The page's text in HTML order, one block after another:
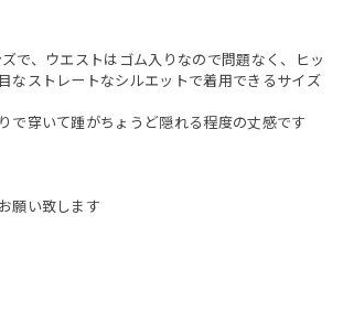
で、ウエストはゴム入りなので問題なく、ヒッ
なストレートなシルエットで着用できるサイズ
で穿いて踵がちょうど隠れる程度の丈感です
願い致します